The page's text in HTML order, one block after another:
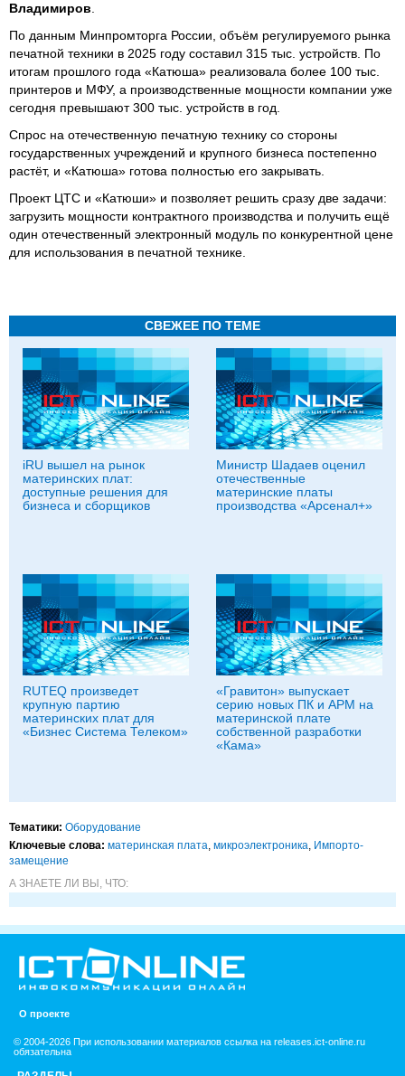
Владимиров
По данным Минпромторга России, объём регулируемого рынка
печатной техники в 2025 году составил 315 тыс. устройств. По
итогам прошлого года «Катюша» реализовала более 100 тыс.
принтеров и МФУ, а производственные мощности компании уже
сегодня превышают 300 тыс. устройств в год.
Спрос на отечественную печатную технику со стороны
государственных учреждений и крупного бизнеса постепенно
растёт, и «Катюша» готова полностью его закрывать.
Проект ЦТС и «Катюши» и позволяет решить сразу две задачи:
загрузить мощности контрактного производства и получить ещё
один отечественный электронный модуль по конкурентной цене
для использования в печатной технике.
СВЕЖЕЕ ПО ТЕМЕ
iRU вышел на рынок
материнских плат:
доступные решения для
бизнеса и сборщиков
Министр Шадаев оценил
отечественные
материнские платы
производства «Арсенал+»
RUTEQ произведет
крупную партию
материнских плат для
«Бизнес Система Телеком»
«Гравитон» выпускает
серию новых ПК и АРМ на
материнской плате
собственной разработки
«Кама»
Тематики: Оборудование
Ключевые слова: материнская плата, микроэлектроника, Импорто­
замещение
А ЗНАЕТЕ ЛИ ВЫ, ЧТО:
О проекте
© 2004-2026 При использовании материалов ссылка на releases.ict-online.ru
обязательна